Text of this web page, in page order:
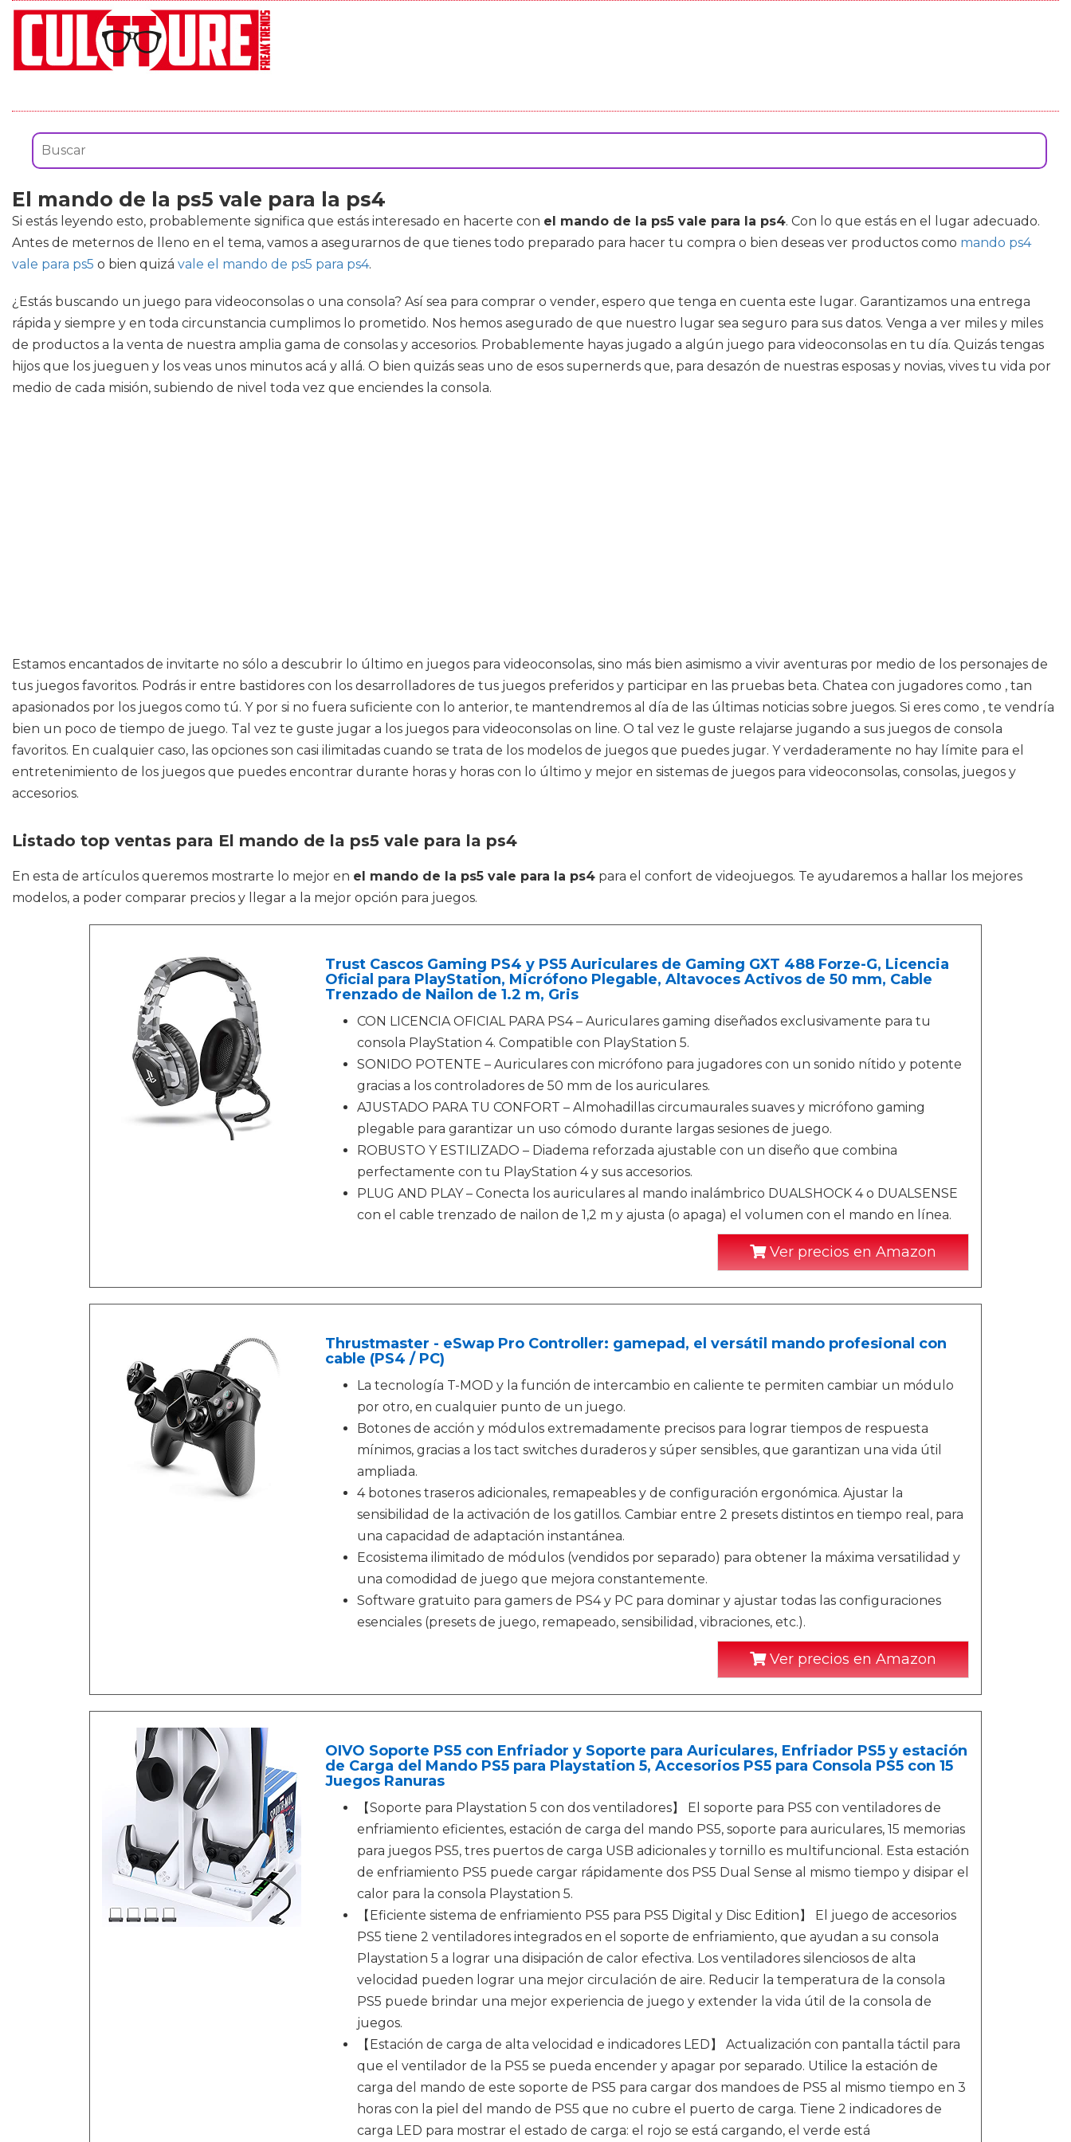
El mando de la ps5 vale para la ps4
Si estás leyendo esto, probablemente significa que estás interesado en hacerte con el mando de la ps5 vale para la ps4. Con lo que estás en el lugar adecuado.
Antes de meternos de lleno en el tema, vamos a asegurarnos de que tienes todo preparado para hacer tu compra o bien deseas ver productos como mando ps4
vale para ps5 o bien quizá vale el mando de ps5 para ps4.
¿Estás buscando un juego para videoconsolas o una consola? Así sea para comprar o vender, espero que tenga en cuenta este lugar. Garantizamos una entrega
rápida y siempre y en toda circunstancia cumplimos lo prometido. Nos hemos asegurado de que nuestro lugar sea seguro para sus datos. Venga a ver miles y miles
de productos a la venta de nuestra amplia gama de consolas y accesorios. Probablemente hayas jugado a algún juego para videoconsolas en tu día. Quizás tengas
hijos que los jueguen y los veas unos minutos acá y allá. O bien quizás seas uno de esos supernerds que, para desazón de nuestras esposas y novias, vives tu vida por
medio de cada misión, subiendo de nivel toda vez que enciendes la consola.
Estamos encantados de invitarte no sólo a descubrir lo último en juegos para videoconsolas, sino más bien asimismo a vivir aventuras por medio de los personajes de
tus juegos favoritos. Podrás ir entre bastidores con los desarrolladores de tus juegos preferidos y participar en las pruebas beta. Chatea con jugadores como , tan
apasionados por los juegos como tú. Y por si no fuera suficiente con lo anterior, te mantendremos al día de las últimas noticias sobre juegos. Si eres como , te vendría
bien un poco de tiempo de juego. Tal vez te guste jugar a los juegos para videoconsolas on line. O tal vez le guste relajarse jugando a sus juegos de consola
favoritos. En cualquier caso, las opciones son casi ilimitadas cuando se trata de los modelos de juegos que puedes jugar. Y verdaderamente no hay límite para el
entretenimiento de los juegos que puedes encontrar durante horas y horas con lo último y mejor en sistemas de juegos para videoconsolas, consolas, juegos y
accesorios.
Listado top ventas para El mando de la ps5 vale para la ps4
En esta de artículos queremos mostrarte lo mejor en el mando de la ps5 vale para la ps4 para el confort de videojuegos. Te ayudaremos a hallar los mejores
modelos, a poder comparar precios y llegar a la mejor opción para juegos.
Trust Cascos Gaming PS4 y PS5 Auriculares de Gaming GXT 488 Forze-G, Licencia
Oficial para PlayStation, Micrófono Plegable, Altavoces Activos de 50 mm, Cable
Trenzado de Nailon de 1.2 m, Gris
CON LICENCIA OFICIAL PARA PS4 – Auriculares gaming diseñados exclusivamente para tu
consola PlayStation 4. Compatible con PlayStation 5.
SONIDO POTENTE – Auriculares con micrófono para jugadores con un sonido nítido y potente
gracias a los controladores de 50 mm de los auriculares.
AJUSTADO PARA TU CONFORT – Almohadillas circumaurales suaves y micrófono gaming
plegable para garantizar un uso cómodo durante largas sesiones de juego.
ROBUSTO Y ESTILIZADO – Diadema reforzada ajustable con un diseño que combina
perfectamente con tu PlayStation 4 y sus accesorios.
PLUG AND PLAY – Conecta los auriculares al mando inalámbrico DUALSHOCK 4 o DUALSENSE
con el cable trenzado de nailon de 1,2 m y ajusta (o apaga) el volumen con el mando en línea.
Ver precios en Amazon
Thrustmaster - eSwap Pro Controller: gamepad, el versátil mando profesional con
cable (PS4 / PC)
La tecnología T-MOD y la función de intercambio en caliente te permiten cambiar un módulo
por otro, en cualquier punto de un juego.
Botones de acción y módulos extremadamente precisos para lograr tiempos de respuesta
mínimos, gracias a los tact switches duraderos y súper sensibles, que garantizan una vida útil
ampliada.
4 botones traseros adicionales, remapeables y de configuración ergonómica. Ajustar la
sensibilidad de la activación de los gatillos. Cambiar entre 2 presets distintos en tiempo real, para
una capacidad de adaptación instantánea.
Ecosistema ilimitado de módulos (vendidos por separado) para obtener la máxima versatilidad y
una comodidad de juego que mejora constantemente.
Software gratuito para gamers de PS4 y PC para dominar y ajustar todas las configuraciones
esenciales (presets de juego, remapeado, sensibilidad, vibraciones, etc.).
Ver precios en Amazon
OIVO Soporte PS5 con Enfriador y Soporte para Auriculares, Enfriador PS5 y estación
de Carga del Mando PS5 para Playstation 5, Accesorios PS5 para Consola PS5 con 15
Juegos Ranuras
【Soporte para Playstation 5 con dos ventiladores】 El soporte para PS5 con ventiladores de
enfriamiento eficientes, estación de carga del mando PS5, soporte para auriculares, 15 memorias
para juegos PS5, tres puertos de carga USB adicionales y tornillo es multifuncional. Esta estación
de enfriamiento PS5 puede cargar rápidamente dos PS5 Dual Sense al mismo tiempo y disipar el
calor para la consola Playstation 5.
【Eficiente sistema de enfriamiento PS5 para PS5 Digital y Disc Edition】 El juego de accesorios
PS5 tiene 2 ventiladores integrados en el soporte de enfriamiento, que ayudan a su consola
Playstation 5 a lograr una disipación de calor efectiva. Los ventiladores silenciosos de alta
velocidad pueden lograr una mejor circulación de aire. Reducir la temperatura de la consola
PS5 puede brindar una mejor experiencia de juego y extender la vida útil de la consola de
juegos.
【Estación de carga de alta velocidad e indicadores LED】 Actualización con pantalla táctil para
que el ventilador de la PS5 se pueda encender y apagar por separado. Utilice la estación de
carga del mando de este soporte de PS5 para cargar dos mandoes de PS5 al mismo tiempo en 3
horas con la piel del mando de PS5 que no cubre el puerto de carga. Tiene 2 indicadores de
carga LED para mostrar el estado de carga: el rojo se está cargando, el verde está